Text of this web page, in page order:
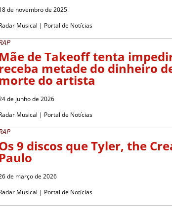
de novembro de 2025
Musical | Portal de Notícias
Mãe de Takeoff tenta
metade do dinheiro
do artista
de junho de 2026
Musical | Portal de Notícias
9 discos que Tyler, the
Paulo
de março de 2026
Musical | Portal de Notícias